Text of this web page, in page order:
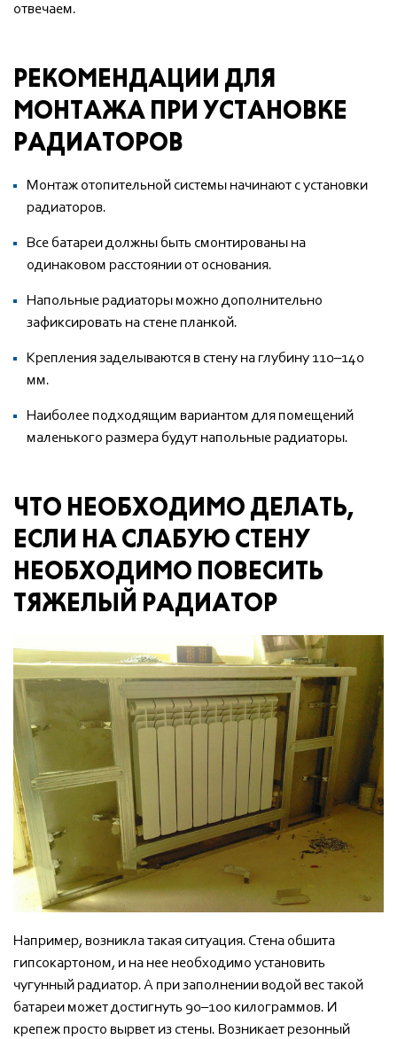
отвечаем.
РЕКОМЕНДАЦИИ ДЛЯ
МОНТАЖА ПРИ УСТАНОВКЕ
РАДИАТОРОВ
Монтаж отопительной системы начинают с установки
радиаторов.
Все батареи должны быть смонтированы на
одинаковом расстоянии от основания.
Напольные радиаторы можно дополнительно
зафиксировать на стене планкой.
Крепления заделываются в стену на глубину 110–140
мм.
Наиболее подходящим вариантом для помещений
маленького размера будут напольные радиаторы.
ЧТО НЕОБХОДИМО ДЕЛАТЬ,
ЕСЛИ НА СЛАБУЮ СТЕНУ
НЕОБХОДИМО ПОВЕСИТЬ
ТЯЖЕЛЫЙ РАДИАТОР
Например, возникла такая ситуация. Стена обшита
гипсокартоном, и на нее необходимо установить
чугунный радиатор. А при заполнении водой вес такой
батареи может достигнуть 90–100 килограммов. И
крепеж просто вырвет из стены. Возникает резонный